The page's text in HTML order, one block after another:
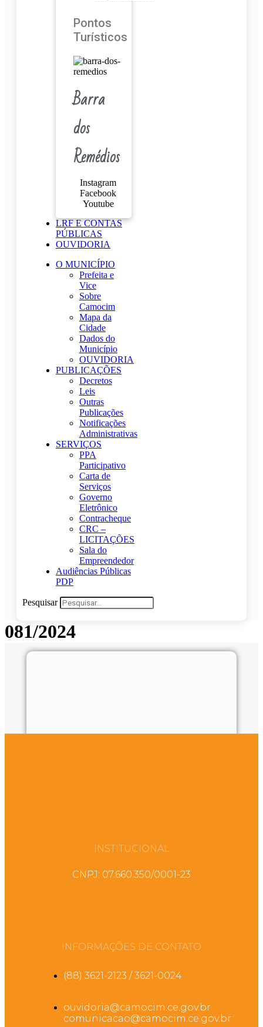
Pontos
Turísticos
Barra
dos
Remédios
Instagram
Facebook
Youtube
LRF E CONTAS
PÚBLICAS
OUVIDORIA
O MUNICÍPIO
Prefeita e
Vice
Sobre
Camocim
Mapa da
Cidade
Dados do
Município
OUVIDORIA
PUBLICAÇÕES
Decretos
Leis
Outras
Publicações
Notificações
Administrativas
SERVIÇOS
PPA
Participativo
Carta de
Serviços
Governo
Eletrônico
Contracheque
CRC –
LICITAÇÕES
Sala do
Empreendedor
Audiências Públicas
PDP
Pesquisar
081/2024
INSTITUCIONAL
CNPJ: 07.660.350/0001-23
INFORMAÇÕES DE CONTATO
(88) 3621-2123 / 3621-0024
ouvidoria@camocim.ce.gov.br
comunicacao@camocim.ce.gov.br